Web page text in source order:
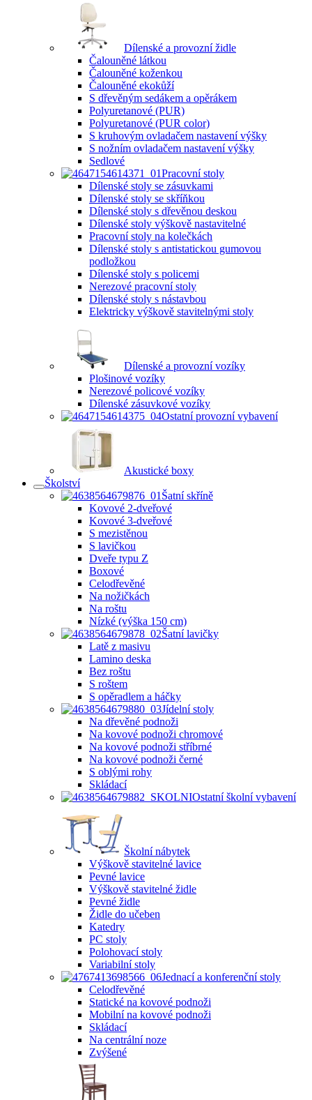
Dílenské a provozní židle
Čalouněné látkou
Čalouněné koženkou
Čalouněné ekokůží
S dřevěným sedákem a opěrákem
Polyuretanové (PUR)
Polyuretanové (PUR color)
S kruhovým ovladačem nastavení výšky
S nožním ovladačem nastavení výšky
Sedlové
Pracovní stoly
Dílenské stoly se zásuvkami
Dílenské stoly se skříňkou
Dílenské stoly s dřevěnou deskou
Dílenské stoly výškově nastavitelné
Pracovní stoly na kolečkách
Dílenské stoly s antistatickou gumovou
podložkou
Dílenské stoly s policemi
Nerezové pracovní stoly
Dílenské stoly s nástavbou
Elektricky výškově stavitelnými stoly
Dílenské a provozní vozíky
Plošinové vozíky
Nerezové policové vozíky
Dílenské zásuvkové vozíky
Ostatní provozní vybavení
Akustické boxy
Školství
Šatní skříně
Kovové 2-dveřové
Kovové 3-dveřové
S mezistěnou
S lavičkou
Dveře typu Z
Boxové
Celodřevěné
Na nožičkách
Na roštu
Nízké (výška 150 cm)
Šatní lavičky
Latě z masivu
Lamino deska
Bez roštu
S roštem
S opěradlem a háčky
Jídelní stoly
Na dřevěné podnoži
Na kovové podnoži chromové
Na kovové podnoži stříbrné
Na kovové podnoži černé
S oblými rohy
Skládací
Ostatní školní vybavení
Školní nábytek
Výškově stavitelné lavice
Pevné lavice
Výškově stavitelné židle
Pevné židle
Židle do učeben
Katedry
PC stoly
Polohovací stoly
Variabilní stoly
Jednací a konferenční stoly
Celodřevěné
Statické na kovové podnoži
Mobilní na kovové podnoži
Skládací
Na centrální noze
Zvýšené